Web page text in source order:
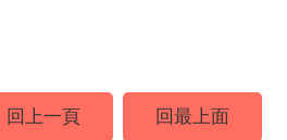
回上一頁
回最上面